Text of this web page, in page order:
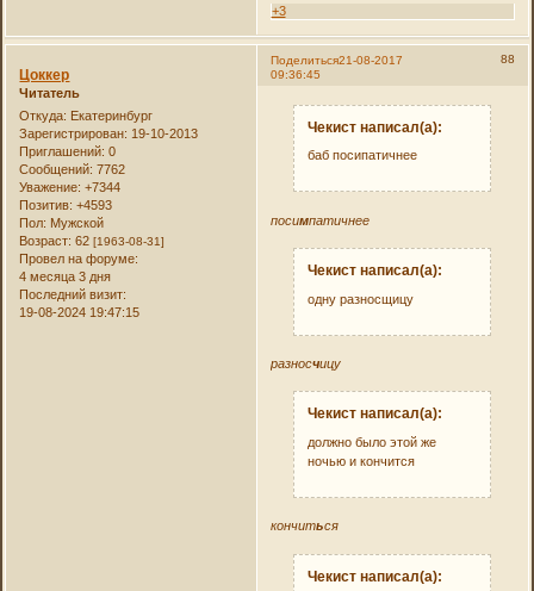
+3
Поделиться 88
21-08-2017
09:36:45
Цоккер
Читатель
Откуда: Екатеринбург
Зарегистрирован: 19-10-2013
Приглашений: 0
Сообщений: 7762
Уважение: +7344
Позитив: +4593
Пол: Мужской
Возраст: 62[1963-08-31]
Провел на форуме:
4 месяца 3 дня
Последний визит:
19-08-2024 19:47:15
Чекист написал(а):
баб посипатичнее
посимпатичнее
Чекист написал(а):
одну разносщицу
разносчицу
Чекист написал(а):
должно было этой же
ночью и кончится
кончиться
Чекист написал(а):